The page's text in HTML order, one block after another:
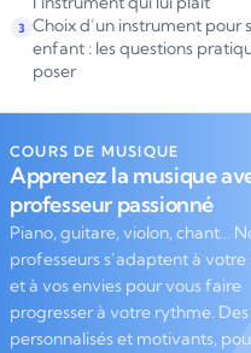
3 Choix d’un instrument pour
enfant : les questions
poser
COURS DE MUSIQUE
Apprenez la musique
professeur passionné
Piano, guitare, violon, chant…
professeurs s’adaptent à
et à vos envies pour vous faire
progresser à votre rythme. Des
personnalisés et motivants,